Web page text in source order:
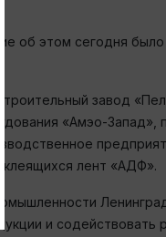
об этом сегодня
завод
«Амэо-Запад»,
лент «АДФ».
и содействовать